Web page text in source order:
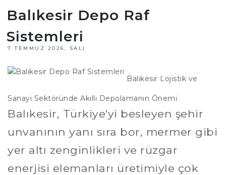
Balıkesir Depo Raf
Sistemleri
7 TEMMUZ 2026, SALI
Balıkesir Lojistik ve
Sanayi Sektöründe Akıllı Depolamanın Önemi
Balıkesir, Türkiye'yi besleyen şehir
unvanının yanı sıra bor, mermer gibi
yer altı zenginlikleri ve rüzgar
enerjisi elemanları üretimiyle çok